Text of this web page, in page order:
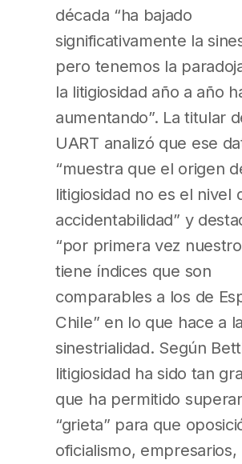
década “ha bajado
significativamente la
pero tenemos la
la litigiosidad año a año
aumentando”. La titular
UART analizó que ese
“muestra que el origen
litigiosidad no es el nivel
accidentabilidad” y
“por primera vez
tiene índices que son
comparables a los de
Chile” en lo que hace a la
sinestrialidad. Según
litigiosidad ha sido tan
que ha permitido
“grieta” para que
oficialismo, empresarios,